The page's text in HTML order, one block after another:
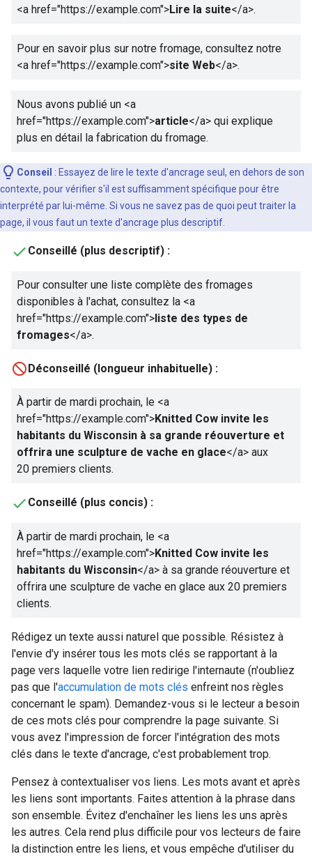
<a href="https://example.com">Lire la suite</a>.
Pour en savoir plus sur notre fromage, consultez notre
<a href="https://example.com">site Web</a>.
Nous avons publié un <a
href="https://example.com">article</a> qui explique
plus en détail la fabrication du fromage.
Conseil : Essayez de lire le texte d'ancrage seul, en dehors de son
contexte, pour vérifier s'il est suffisamment spécifique pour être
interprété par lui-même. Si vous ne savez pas de quoi peut traiter la
page, il vous faut un texte d'ancrage plus descriptif.
Conseillé (plus descriptif) :
Pour consulter une liste complète des fromages
disponibles à l'achat, consultez la <a
href="https://example.com">liste des types de
fromages</a>.
Déconseillé (longueur inhabituelle) :
À partir de mardi prochain, le <a
href="https://example.com">Knitted Cow invite les
habitants du Wisconsin à sa grande réouverture et
offrira une sculpture de vache en glace</a> aux
20 premiers clients.
Conseillé (plus concis) :
À partir de mardi prochain, le <a
href="https://example.com">Knitted Cow invite les
habitants du Wisconsin</a> à sa grande réouverture et
offrira une sculpture de vache en glace aux 20 premiers
clients.
Rédigez un texte aussi naturel que possible. Résistez à
l'envie d'y insérer tous les mots clés se rapportant à la
page vers laquelle votre lien redirige l'internaute (n'oubliez
pas que l'accumulation de mots clés enfreint nos règles
concernant le spam). Demandez-vous si le lecteur a besoin
de ces mots clés pour comprendre la page suivante. Si
vous avez l'impression de forcer l'intégration des mots
clés dans le texte d'ancrage, c'est probablement trop.
Pensez à contextualiser vos liens. Les mots avant et après
les liens sont importants. Faites attention à la phrase dans
son ensemble. Évitez d'enchaîner les liens les uns après
les autres. Cela rend plus difficile pour vos lecteurs de faire
la distinction entre les liens, et vous empêche d'utiliser du